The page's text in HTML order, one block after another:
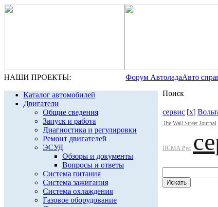
НАШИ ПРОЕКТЫ: Форум АвтоладаАвто
Каталог автомобилей
Двигатели
Общие сведения
Запуск и работа
Диагностика и регулировки
Ремонт двигателей
ЭСУД
Обзоры и документы
Вопросы и ответы
Система питания
Система зажигания
Система охлаждения
Газовое оборудование
Поиск
сервис [x]
The Wall Street Journal
ПСМА Рус